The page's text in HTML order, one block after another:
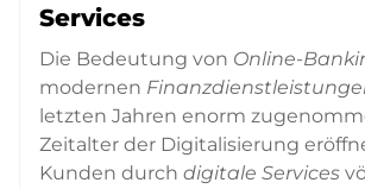
Services
Die Bedeutung von Online-
modernen
letzten Jahren enorm
Zeitalter der Digitalisierung
Kunden durch digitale Services